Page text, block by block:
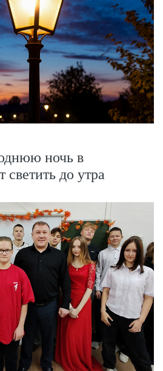
ночь в
светить до утра